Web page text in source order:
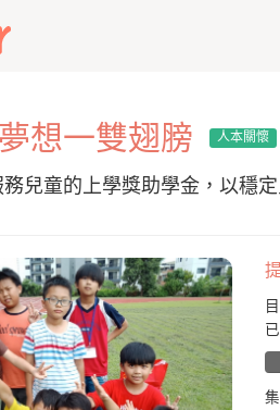
想一雙翅膀 人本關懷
兒童的上學獎助學金，以穩